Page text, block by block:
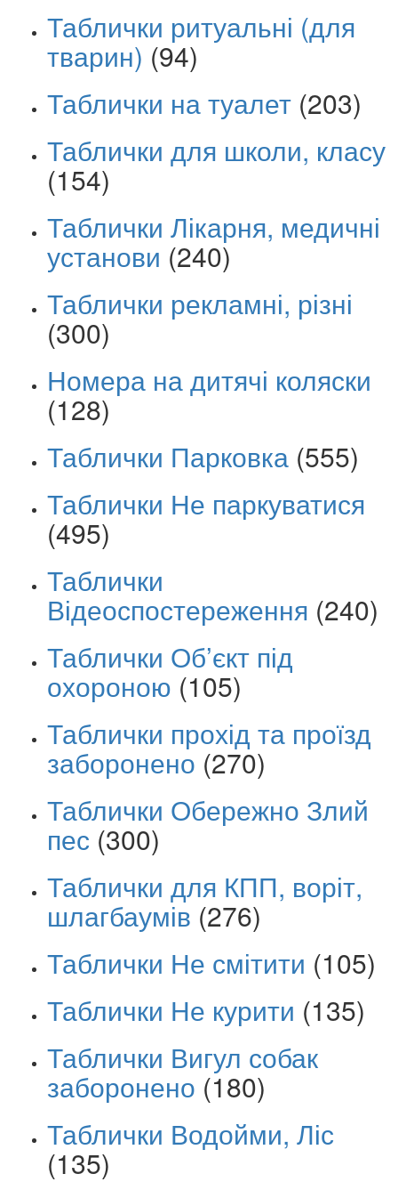
Таблички ритуальні (для
тварин) (94)
Таблички на туалет (203)
Таблички для школи, класу
(154)
Таблички Лікарня, медичні
установи (240)
Таблички рекламні, різні
(300)
Номера на дитячі коляски
(128)
Таблички Парковка (555)
Таблички Не паркуватися
(495)
Таблички
Відеоспостереження (240)
Таблички Об’єкт під
охороною (105)
Таблички прохід та проїзд
заборонено (270)
Таблички Обережно Злий
пес (300)
Таблички для КПП, воріт,
шлагбаумів (276)
Таблички Не смітити (105)
Таблички Не курити (135)
Таблички Вигул собак
заборонено (180)
Таблички Водойми, Ліс
(135)